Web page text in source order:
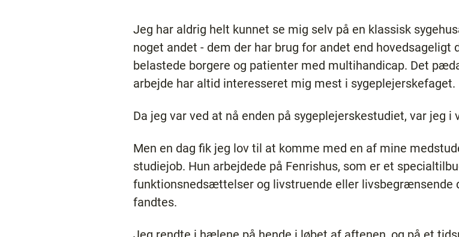
Jeg har aldrig helt kunnet se mig selv på en klassisk
noget andet - dem der har brug for andet end
belastede borgere og patienter med multihandicap. Det
arbejde har altid interesseret mig mest i sygeplejerskefaget.
Da jeg var ved at nå enden på sygeplejerskestudiet, var jeg
Men en dag fik jeg lov til at komme med en af mine
studiejob. Hun arbejdede på Fenrishus, som er et
funktionsnedsættelser og livstruende eller livsbegrænsende
fandtes.